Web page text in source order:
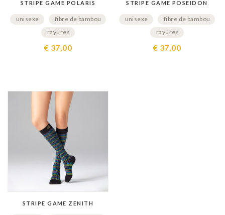
STRIPE GAME POLARIS
unisexe
fibre de bambou
rayures
€ 37,00
STRIPE GAME POSEIDON
unisexe
fibre de bambou
rayures
€ 37,00
STRIPE GAME ZENITH